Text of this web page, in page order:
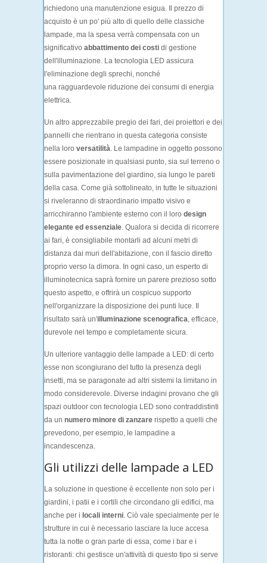
richiedono una manutenzione esigua. Il prezzo di
acquisto è un po' più alto di quello delle classiche
lampade, ma la spesa verrà compensata con un
significativo abbattimento dei costi di gestione
dell'illuminazione. La tecnologia LED assicura
l'eliminazione degli sprechi, nonché
una ragguardevole riduzione dei consumi di energia
elettrica.
Un altro apprezzabile pregio dei fari, dei proiettori e dei
pannelli che rientrano in questa categoria consiste
nella loro versatilità. Le lampadine in oggetto possono
essere posizionate in qualsiasi punto, sia sul terreno o
sulla pavimentazione del giardino, sia lungo le pareti
della casa. Come già sottolineato, in tutte le situazioni
si riveleranno di straordinario impatto visivo e
arricchiranno l'ambiente esterno con il loro design
elegante ed essenziale. Qualora si decida di ricorrere
ai fari, è consigliabile montarli ad alcuni metri di
distanza dai muri dell'abitazione, con il fascio diretto
proprio verso la dimora. In ogni caso, un esperto di
illuminotecnica saprà fornire un parere prezioso sotto
questo aspetto, e offrirà un cospicuo supporto
nell'organizzare la disposizione dei punti luce. Il
risultato sarà un'illuminazione scenografica, efficace,
durevole nel tempo e completamente sicura.
Un ulteriore vantaggio delle lampade a LED: di certo
esse non scongiurano del tutto la presenza degli
insetti, ma se paragonate ad altri sistemi la limitano in
modo considerevole. Diverse indagini provano che gli
spazi outdoor con tecnologia LED sono contraddistinti
da un numero minore di zanzare rispetto a quelli che
prevedono, per esempio, le lampadine a
incandescenza.
Gli utilizzi delle lampade a LED
La soluzione in questione è eccellente non solo per i
giardini, i patii e i cortili che circondano gli edifici, ma
anche per i locali interni. Ciò vale specialmente per le
strutture in cui è necessario lasciare la luce accesa
tutta la notte o gran parte di essa, come i bar e i
ristoranti: chi gestisce un'attività di questo tipo si serve